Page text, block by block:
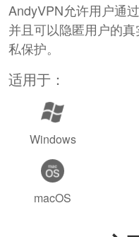
AndyVPN允许用户通
并且可以隐匿用户的
私保护。
适用于：
Windows
macOS